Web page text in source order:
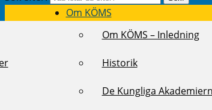
Om KÖMS
Om KÖMS – Inledning
Historik
De Kungliga